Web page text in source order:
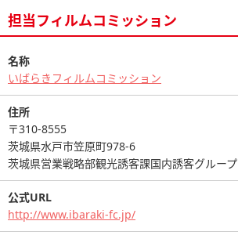
担当フィルムコミッション
名称
いばらきフィルムコミッション
住所
〒310-8555
茨城県水戸市笠原町978-6
茨城県営業戦略部観光誘客課国内誘客グループ
公式URL
http://www.ibaraki-fc.jp/